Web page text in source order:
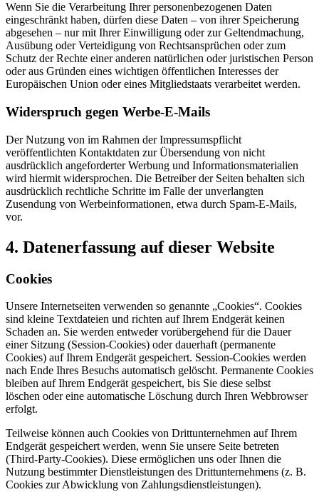
Wenn Sie die Verarbeitung Ihrer personenbezogenen Daten
eingeschränkt haben, dürfen diese Daten – von ihrer Speicherung
abgesehen – nur mit Ihrer Einwilligung oder zur Geltendmachung,
Ausübung oder Verteidigung von Rechtsansprüchen oder zum
Schutz der Rechte einer anderen natürlichen oder juristischen Person
oder aus Gründen eines wichtigen öffentlichen Interesses der
Europäischen Union oder eines Mitgliedstaats verarbeitet werden.
Widerspruch gegen Werbe-E-Mails
Der Nutzung von im Rahmen der Impressumspflicht
veröffentlichten Kontaktdaten zur Übersendung von nicht
ausdrücklich angeforderter Werbung und Informationsmaterialien
wird hiermit widersprochen. Die Betreiber der Seiten behalten sich
ausdrücklich rechtliche Schritte im Falle der unverlangten
Zusendung von Werbeinformationen, etwa durch Spam-E-Mails,
vor.
4. Datenerfassung auf dieser Website
Cookies
Unsere Internetseiten verwenden so genannte „Cookies“. Cookies
sind kleine Textdateien und richten auf Ihrem Endgerät keinen
Schaden an. Sie werden entweder vorübergehend für die Dauer
einer Sitzung (Session-Cookies) oder dauerhaft (permanente
Cookies) auf Ihrem Endgerät gespeichert. Session-Cookies werden
nach Ende Ihres Besuchs automatisch gelöscht. Permanente Cookies
bleiben auf Ihrem Endgerät gespeichert, bis Sie diese selbst
löschen oder eine automatische Löschung durch Ihren Webbrowser
erfolgt.
Teilweise können auch Cookies von Drittunternehmen auf Ihrem
Endgerät gespeichert werden, wenn Sie unsere Seite betreten
(Third-Party-Cookies). Diese ermöglichen uns oder Ihnen die
Nutzung bestimmter Dienstleistungen des Drittunternehmens (z. B.
Cookies zur Abwicklung von Zahlungsdienstleistungen).